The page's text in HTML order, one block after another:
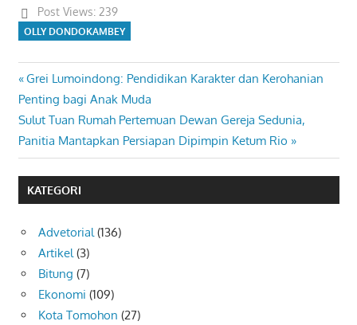
Post Views: 239
OLLY DONDOKAMBEY
Navigasi
pos
Previous
Post:
Grei Lumoindong: Pendidikan Karakter dan Kerohanian
Penting bagi Anak Muda
Next
Post:
Sulut Tuan Rumah Pertemuan Dewan Gereja Sedunia,
Panitia Mantapkan Persiapan Dipimpin Ketum Rio
KATEGORI
Advetorial (136)
Artikel (3)
Bitung (7)
Ekonomi (109)
Kota Tomohon (27)